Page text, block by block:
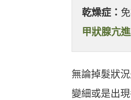
乾燥症：
甲狀腺亢進
無論掉髮狀
變細或是出